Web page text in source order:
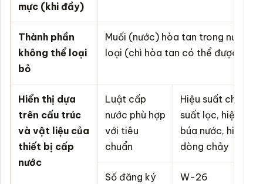
mực (khi đầy)
Thành phần
không thể loại
bỏ
Muối (nước) hòa tan trong nước,
loại (chì hòa tan có thể được loại
Hiển thị dựa
trên cấu trúc
và vật liệu của
thiết bị cấp
nước
Luật cấp
nước phù hợp
với tiêu
chuẩn
Hiệu suất chống
suất lọc, hiệu
búa nước, hiệu
dòng chảy
Số đăng ký
W-26